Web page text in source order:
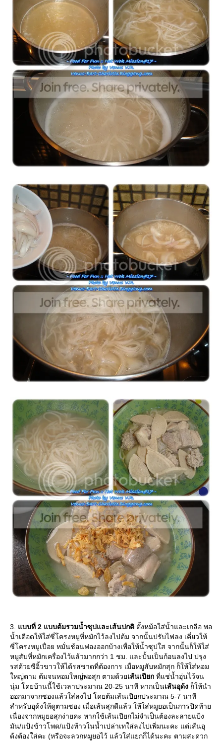
3. บบที่ 2 แบบต้มรวมน้ำซุปและเส้นปกติ ตั้งหม้อใส่น้ำและเกลือ พอ
น้ำเดือดให้ใส่ซี่โครงหมูที่หมักไว้ลงไปต้ม จากนั้นปรับไฟลง เคี่ยวให้
ซี่โครงหมูเปื่อย หมั่นช้อนฟองออกบ้างเพื่อให้น้ำซุปใส จากนั้นก็ให้ใส่
หมูสับที่หมักเครื่องไว้แล้วมากกว่า 1 ชม. และปั้นเป็นก้อนลงไป ปรุง
รสด้วยซีอิ้วขาวให้ได้รสชาดที่ต้องการ เมื่อหมูสับหมักสุก ก็ให้ใส่หอม
หญ่ตาม ต้มจนหอมใหญ่พอสุก ตามด้วเส้นเปียก ที่แช่น้ำอุ่นไว้จน
นุ่ม โดยบ้านนี้ใช้เวลาประมาณ 20-25 นาที หากเป็นเส้นอุด้ง ก็ให้นำ
ออกมาจากซองแล้วใส่ลงไป โดยต้มเส้นเปียกประมาณ 5-7 นาที
สำหรับอุด้งให้ดูตามซอง เมื่อเส้นสุกดีแล้ว ให้ใส่หมูยอเป็นการปิดท้า
เนื่องจากหมูยอสุกง่ายคะ หากใช้เส้นเปียกไม่จำเป็นต้องละลายแป้ง
มัน/แป้งข้าวโพด/แป้งท้าวในน้ำเปล่าเทใส่ลงไปเพิ่มนะคะ แต่เส้นอุ
ด้งต้องใส่คะ (หรือจะลวกหมูยอไว้ แล้วใส่แยกก็ได้นะคะ ตามสะดวก